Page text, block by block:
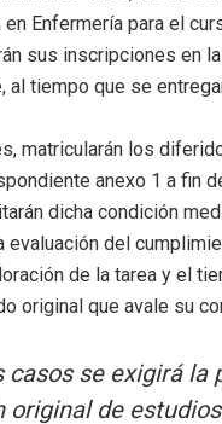
Enfermería para el
sus inscripciones en
al tiempo que se
matricularán los
anexo 1 a fin
dicha condición
evaluación del
de la tarea y el
original que avale su
casos se exigirá
original de